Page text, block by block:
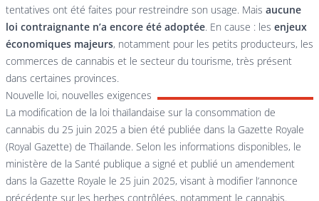
tentatives ont été faites pour restreindre son usage. Mais aucune
loi contraignante n’a encore été adoptée. En cause : les enjeux
économiques majeurs, notamment pour les petits producteurs, les
commerces de cannabis et le secteur du tourisme, très présent
dans certaines provinces.
Nouvelle loi, nouvelles exigences
La modification de la loi thaïlandaise sur la consommation de
cannabis du 25 juin 2025 a bien été publiée dans la Gazette Royale
(Royal Gazette) de Thaïlande. Selon les informations disponibles, le
ministère de la Santé publique a signé et publié un amendement
dans la Gazette Royale le 25 juin 2025, visant à modifier l’annonce
précédente sur les herbes contrôlées, notamment le cannabis.